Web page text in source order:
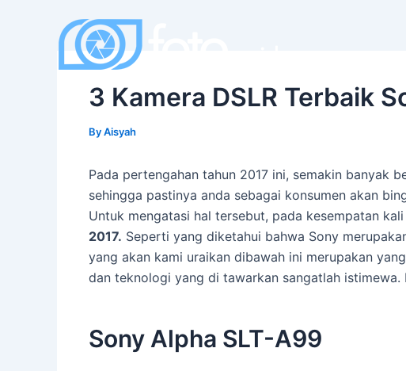
3 Kamera DSLR Terbaik
ByAisyah
Pada pertengahan tahun 2017 ini, semakin banyak
sehingga pastinya anda sebagai konsumen akan
Untuk mengatasi hal tersebut, pada kesempatan
2017. Seperti yang diketahui bahwa Sony
yang akan kami uraikan dibawah ini merupakan
dan teknologi yang di tawarkan sangatlah
Sony Alpha SLT-A99